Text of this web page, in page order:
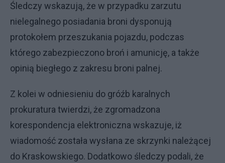
Śledczy wskazują, że w przypadku zarzutu
nielegalnego posiadania broni dysponują
protokołem przeszukania pojazdu, podczas
którego zabezpieczono broń i amunicję, a także
opinią biegłego z zakresu broni palnej.
Z kolei w odniesieniu do gróźb karalnych
prokuratura twierdzi, że zgromadzona
korespondencja elektroniczna wskazuje, iż
wiadomość została wysłana ze skrzynki należącej
do Kraskowskiego. Dodatkowo śledczy podali, że